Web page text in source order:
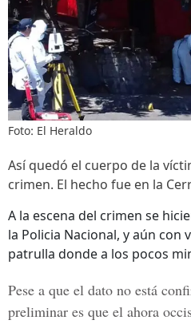
Foto: El Heraldo
Así quedó el cuerpo de la
crimen. El hecho fue en la
A la escena del crimen se
la Policia Nacional, y aún con
patrulla donde a los pocos
Pese a que el dato no está
preliminar es que el ahora